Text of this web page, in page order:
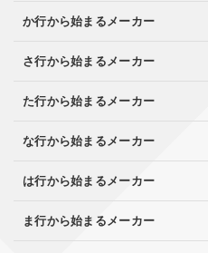
か行から始まるメーカー
さ行から始まるメーカー
た行から始まるメーカー
な行から始まるメーカー
は行から始まるメーカー
ま行から始まるメーカー